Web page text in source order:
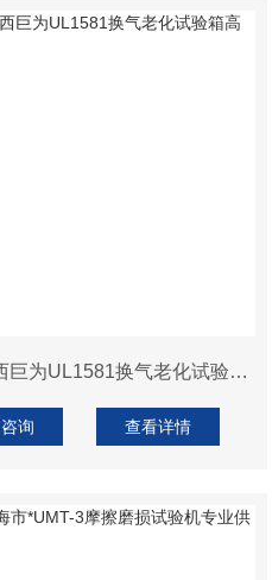
UL1581江西巨为UL1581换气老化试验箱高温
询 查看详情